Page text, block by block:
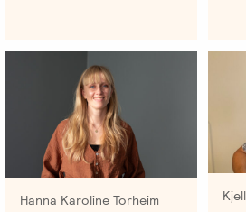
Hanna Karoline Torheim